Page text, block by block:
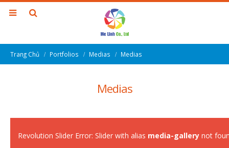
Trang Chủ Portfolios Medias Medias
Medias
Revolution Slider Error: Slider with alias media-gallery not